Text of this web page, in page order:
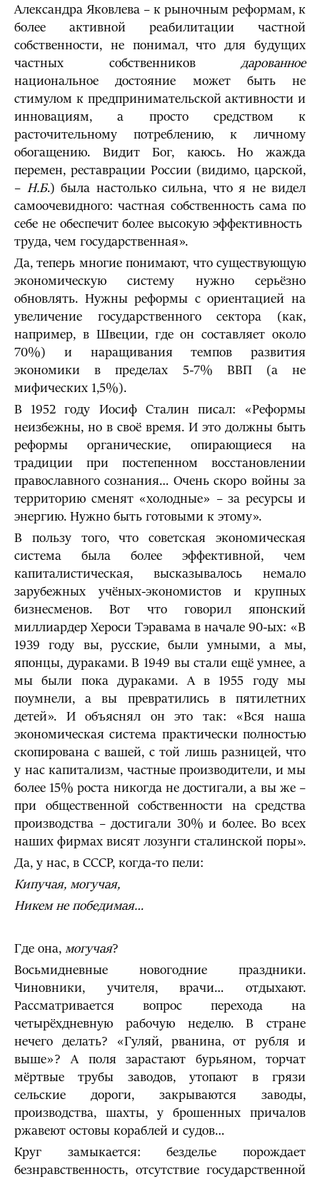
Александра Яковлева – к рыночным реформам, к
более активной реабилитации частной
собственности, не понимал, что для будущих
частных собственников дарованное
национальное достояние может быть не
стимулом к предпринимательской активности и
инновациям, а просто средством к
расточительному потреблению, к личному
обогащению. Видит Бог, каюсь. Но жажда
перемен, реставрации России (видимо, царской,
– Н.Б.) была настолько сильна, что я не видел
самоочевидного: частная собственность сама по
себе не обеспечит более высокую эффективность
труда, чем государственная».
Да, теперь многие понимают, что существующую
экономическую систему нужно серьёзно
обновлять. Нужны реформы с ориентацией на
увеличение государственного сектора (как,
например, в Швеции, где он составляет около
70%) и наращивания темпов развития
экономики в пределах 5-7% ВВП (а не
мифических 1,5%).
В 1952 году Иосиф Сталин писал: «Реформы
неизбежны, но в своё время. И это должны быть
реформы органические, опирающиеся на
традиции при постепенном восстановлении
православного сознания… Очень скоро войны за
территорию сменят «холодные» – за ресурсы и
энергию. Нужно быть готовыми к этому».
В пользу того, что советская экономическая
система была более эффективной, чем
капиталистическая, высказывалось немало
зарубежных учёных-экономистов и крупных
бизнесменов. Вот что говорил японский
миллиардер Хероси Тэравама в начале 90-ых: «В
1939 году вы, русские, были умными, а мы,
японцы, дураками. В 1949 вы стали ещё умнее, а
мы были пока дураками. А в 1955 году мы
поумнели, а вы превратились в пятилетних
детей». И объяснял он это так: «Вся наша
экономическая система практически полностью
скопирована с вашей, с той лишь разницей, что
у нас капитализм, частные производители, и мы
более 15% роста никогда не достигали, а вы же –
при общественной собственности на средства
производства – достигали 30% и более. Во всех
наших фирмах висят лозунги сталинской поры».
Да, у нас, в СССР, когда-то пели:
Кипучая, могучая,
Никем не победимая…
Где она, могучая?
Восьмидневные новогодние праздники.
Чиновники, учителя, врачи… отдыхают.
Рассматривается вопрос перехода на
четырёхдневную рабочую неделю. В стране
нечего делать? «Гуляй, рванина, от рубля и
выше»? А поля зарастают бурьяном, торчат
мёртвые трубы заводов, утопают в грязи
сельские дороги, закрываются заводы,
производства, шахты, у брошенных причалов
ржавеют остовы кораблей и судов…
Круг замыкается: безделье порождает
безнравственность, отсутствие государственной